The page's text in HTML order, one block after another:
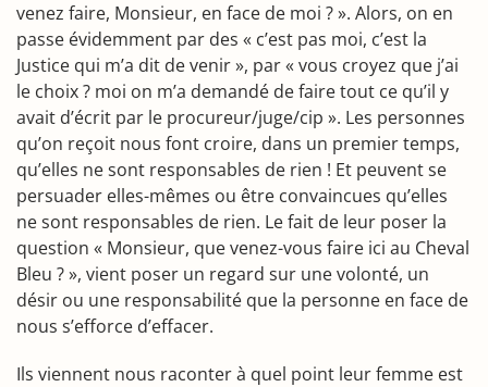
venez faire, Monsieur, en face de moi ? ». Alors, on en
passe évidemment par des « c’est pas moi, c’est la
Justice qui m’a dit de venir », par « vous croyez que j’ai
le choix ? moi on m’a demandé de faire tout ce qu’il y
avait d’écrit par le procureur/juge/cip ». Les personnes
qu’on reçoit nous font croire, dans un premier temps,
qu’elles ne sont responsables de rien ! Et peuvent se
persuader elles-mêmes ou être convaincues qu’elles
ne sont responsables de rien. Le fait de leur poser la
question « Monsieur, que venez-vous faire ici au Cheval
Bleu ? », vient poser un regard sur une volonté, un
désir ou une responsabilité que la personne en face de
nous s’efforce d’effacer.
Ils viennent nous raconter à quel point leur femme est